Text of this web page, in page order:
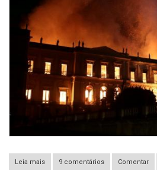
Leia mais sobre Luzia se despede do Museu
9 comentários Comentar